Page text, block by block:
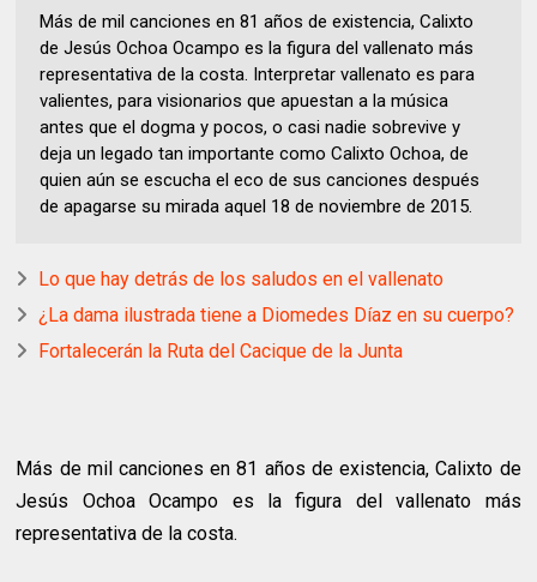
Más de mil canciones en 81 años de existencia, Calixto
de Jesús Ochoa Ocampo es la figura del vallenato más
representativa de la costa. Interpretar vallenato es para
valientes, para visionarios que apuestan a la música
antes que el dogma y pocos, o casi nadie sobrevive y
deja un legado tan importante como Calixto Ochoa, de
quien aún se escucha el eco de sus canciones después
de apagarse su mirada aquel 18 de noviembre de 2015.
Lo que hay detrás de los saludos en el vallenato
¿La dama ilustrada tiene a Diomedes Díaz en su cuerpo?
Fortalecerán la Ruta del Cacique de la Junta
Más de mil canciones en 81 años de existencia, Calixto de
Jesús Ochoa Ocampo es la figura del vallenato más
representativa de la costa.